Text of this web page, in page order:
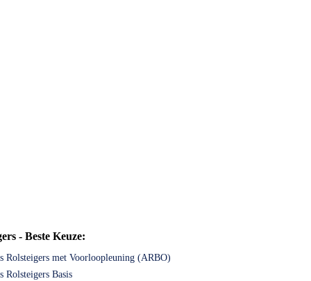
- Beste Keuze:
Rolsteigers met Voorloopleuning (ARBO)
Rolsteigers Basis